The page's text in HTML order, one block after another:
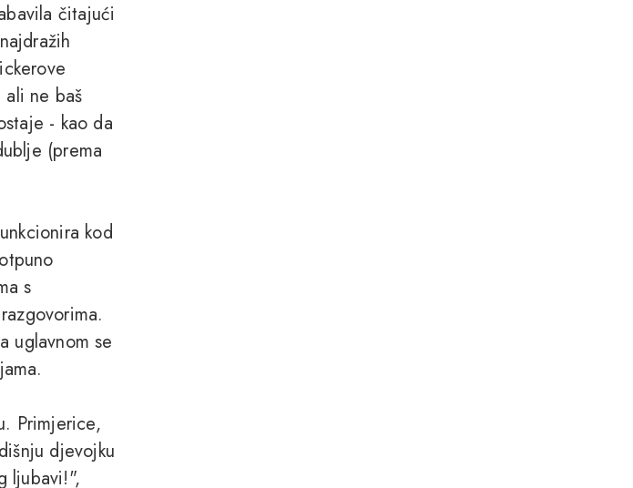
čitajući
ne baš
- kao da
(prema
kod
s
uglavnom se
Primjerice,
djevojku
ljubavi!",